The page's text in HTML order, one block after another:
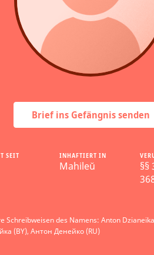
Brief ins Gefängnis senden
SEIT INHAFTIERT IN
Mahileŭ
§§
Schreibweisen des Namens: Anton
(BY), Антон Денейко (RU)